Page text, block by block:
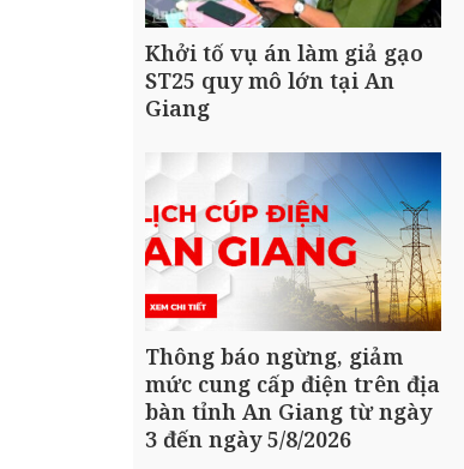
Khởi tố vụ án làm giả gạo
ST25 quy mô lớn tại An
Giang
Thông báo ngừng, giảm
mức cung cấp điện trên địa
bàn tỉnh An Giang từ ngày
3 đến ngày 5/8/2026